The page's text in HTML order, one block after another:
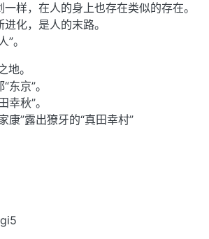
样，在人的身上也存在类似的存在。
化，是人的末路。
。
。
东京”。
秋”。
康”露出獠牙的“真田幸村”